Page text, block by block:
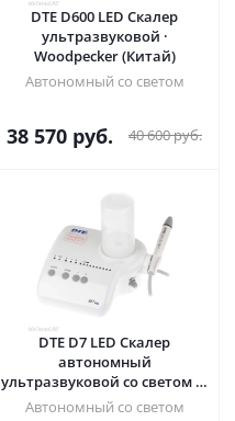
DTE D600 LED Скалер
ультразвуковой ·
Woodpecker (Китай)
Автономный со светом
38 570 руб. 40 600руб.
DTE D7 LED Скалер
автономный
ультразвуковой со светом (8
насадок) · Woodpecker
Автономный со светом